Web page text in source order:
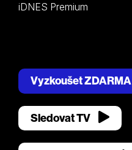
iDNES Premium
Vyzkoušet ZDARMA
Sledovat TV